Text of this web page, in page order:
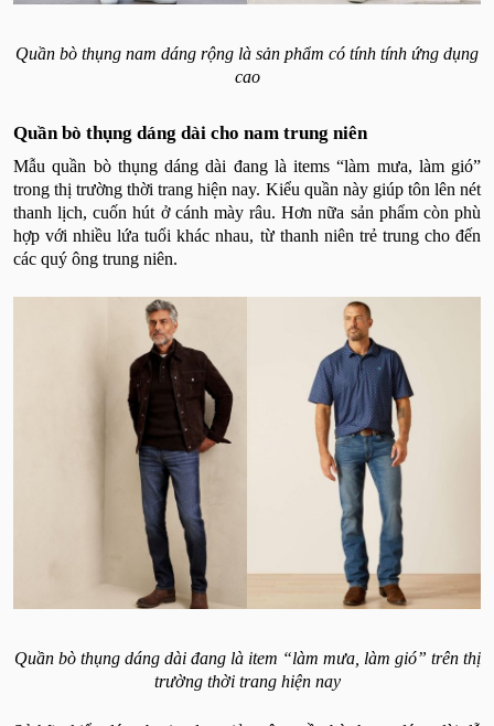
Quần bò thụng nam dáng rộng là sản phẩm có tính tính ứng dụng
cao
Quần bò thụng dáng dài cho nam trung niên
Mẫu quần bò thụng dáng dài đang là items “làm mưa, làm gió”
trong thị trường thời trang hiện nay. Kiểu quần này giúp tôn lên nét
thanh lịch, cuốn hút ở cánh mày râu. Hơn nữa sản phẩm còn phù
hợp với nhiều lứa tuổi khác nhau, từ thanh niên trẻ trung cho đến
các quý ông trung niên.
Quần bò thụng dáng dài đang là item “làm mưa, làm gió” trên thị
trường thời trang hiện nay